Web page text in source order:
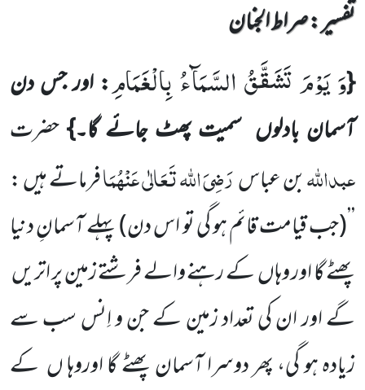
تفسیر : ‎صراط الجنان
{وَ یَوْمَ تَشَقَّقُ السَّمَآءُ بِالْغَمَامِ: اور جس دن
آسمان بادلوں سمیت پھٹ جائے گا۔}حضرت
عبداللہبن عباسرَضِیَ اللہ تَعَالٰی عَنْہُمَافرماتے ہیں :
’’(جب قیامت قائم ہو گی تو اس دن)پہلے آسمانِ دنیا
پھٹے گا اور وہاںکے رہنے والے فرشتے زمین پر اتریں
گے اور ان کی تعداد زمین کے جن و اِنس سب سے
زیادہ ہو گی، پھر دوسرا آسمان پھٹے گا اوروہا ں کے